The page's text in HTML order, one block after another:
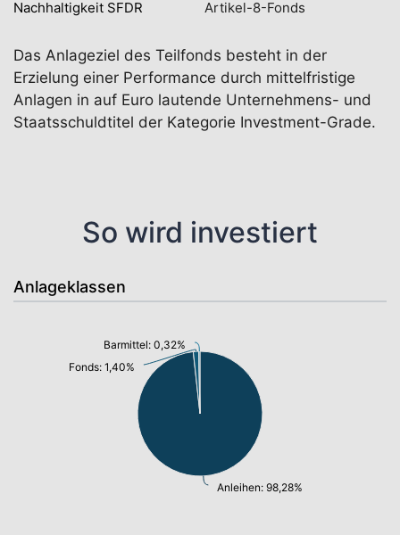
Nachhaltigkeit SFDR Artikel-8-Fonds
Das Anlageziel des Teilfonds besteht in der
Erzielung einer Performance durch mittelfristige
Anlagen in auf Euro lautende Unternehmens- und
Staatsschuldtitel der Kategorie Investment-Grade.
So wird investiert
Anlageklassen
Anleihen: 98,28%
Fonds: 1,40%
Barmittel: 0,32%